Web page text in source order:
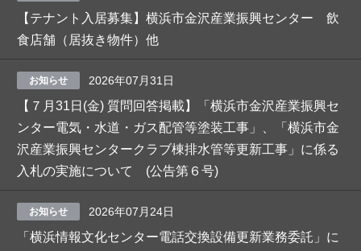
【テナント入居募集】横浜市金沢産業振興センター 飲
食店舗（居抜き物件）他
お知らせ 2026年07月31日
【７月31日(金) 質問回答掲載】「横浜市金沢産業振興セ
ンター電気・水道・ガス配管等塗装工事」、「横浜市金
沢産業振興センタークラブ棟排水管等更新工事」に係る
入札の実施について (公告第６号)
お知らせ 2026年07月24日
「横浜情報文化センター電話交換設備更新業務委託」に